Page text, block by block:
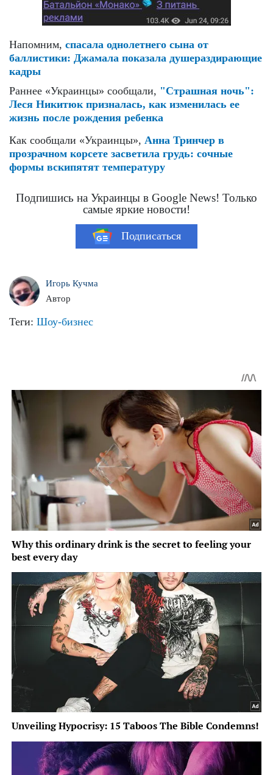
Напомним, спасала однолетнего сына от
баллистики: Джамала показала душераздирающие
кадры
Раннее «Украинцы» сообщали, "Страшная ночь":
Леся Никитюк призналась, как изменилась ее
жизнь после рождения ребенка
Как сообщали «Украинцы», Анна Тринчер в
прозрачном корсете засветила грудь: сочные
формы вскипятят температуру
Подпишись на Украинцы в Google News! Только
самые яркие новости!
Подписаться
Игорь Кучма
Автор
Теги: Шоу-бизнес